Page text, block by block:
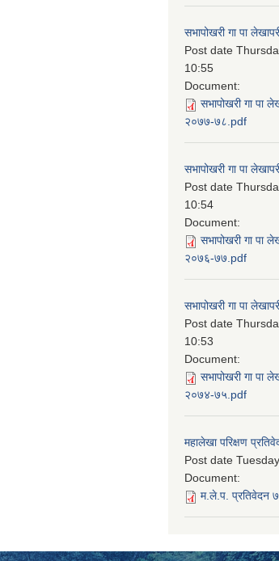
सभापोखरी गा पा
Post date
10:55
Document:
सभापोखरी गा पा
२०७७-७८.pdf
सभापोखरी गा पा
Post date
10:54
Document:
सभापोखरी गा पा
२०७६-७७.pdf
सभापोखरी गा पा
Post date
10:53
Document:
सभापोखरी गा पा
२०७४-७५.pdf
महालेखा परिक्षण
Post date
Document:
म.ले.प. प्रतिवेदन